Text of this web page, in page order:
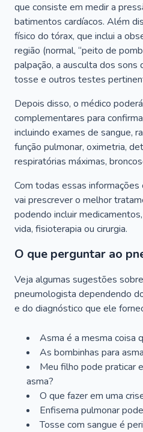
que consiste em medir a
batimentos cardíacos. Além
físico do tórax, que inclui a
região (normal, “peito de
palpação, a ausculta dos sons
tosse e outros testes
Depois disso, o médico
complementares para
incluindo exames de sangue,
função pulmonar, oximetria,
respiratórias máximas,
Com todas essas
vai prescrever o melhor
podendo incluir
vida, fisioterapia ou cirurgia.
O que perguntar ao
Veja algumas sugestões
pneumologista dependendo
e do diagnóstico que ele
Asma é a mesma coisa
As bombinhas para
Meu filho pode praticar
asma?
O que fazer em uma
Enfisema pulmonar
Tosse com sangue é